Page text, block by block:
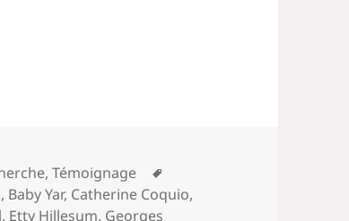
,Témoignage
clés
, Baby Yar, Catherine Coquio,
, Etty Hillesum, Georges